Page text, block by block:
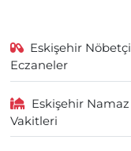
Eskişehir Nöbetçi
Eczaneler
Eskişehir Namaz
Vakitleri